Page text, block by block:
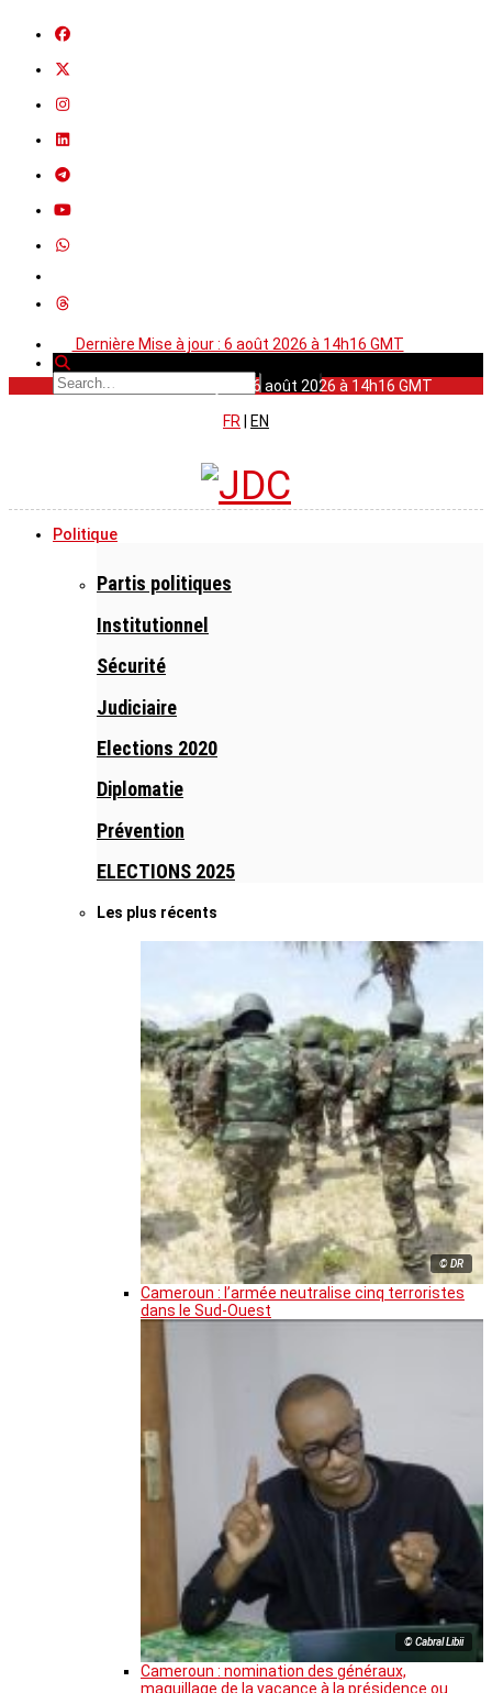
Dernière Mise à jour : 6 août 2026 à 14h16 GMT
Dernière Mise à jour : 6 août 2026 à 14h16 GMT
FR
EN
Politique
Partis politiques
Institutionnel
Sécurité
Judiciaire
Elections 2020
Diplomatie
Prévention
ELECTIONS 2025
Les plus récents
© DR
Cameroun : l’armée neutralise cinq terroristes
dans le Sud-Ouest
© Cabral Libii
Cameroun : nomination des généraux,
maquillage de la vacance à la présidence ou